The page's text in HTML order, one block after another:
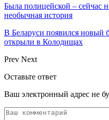
Была полицейской – сейчас
необычная история
В Беларуси появился
открыли в Колодищах
Prev Next
Оставьте ответ
Ваш электронный адрес не